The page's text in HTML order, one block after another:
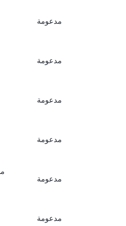
مدعومة
مدعومة
مدعومة
مدعومة
مدعومة
مدعومة